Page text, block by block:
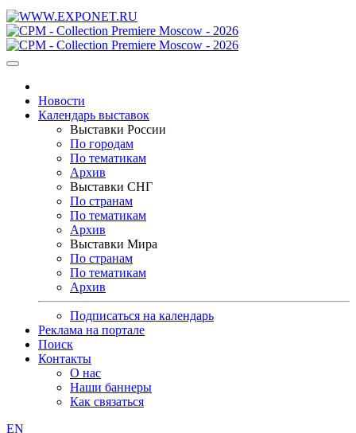
Новости
Календарь выставок
Выставки России
По городам
По тематикам
Архив
Выставки СНГ
По странам
По тематикам
Архив
Выставки Мира
По странам
По тематикам
Архив
Подписаться на календарь
Реклама на портале
Поиск
Контакты
О нас
Наши баннеры
Как связаться
EN